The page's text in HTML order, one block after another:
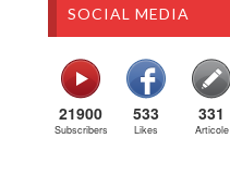
SOCIAL MEDIA
21900
Subscribers
533
Likes
331
Articole